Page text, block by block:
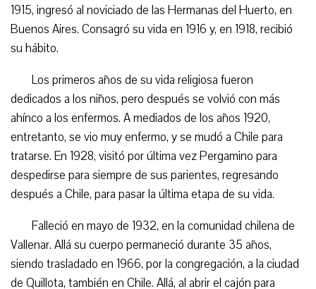
1915, ingresó al noviciado de las Hermanas del Huerto, en
Buenos Aires. Consagró su vida en 1916 y, en 1918, recibió
su hábito.
Los primeros años de su vida religiosa fueron
dedicados a los niños, pero después se volvió con más
ahínco a los enfermos. A mediados de los años 1920,
entretanto, se vio muy enfermo, y se mudó a Chile para
tratarse. En 1928, visitó por última vez Pergamino para
despedirse para siempre de sus parientes, regresando
después a Chile, para pasar la última etapa de su vida.
Falleció en mayo de 1932, en la comunidad chilena de
Vallenar. Allá su cuerpo permaneció durante 35 años,
siendo trasladado en 1966, por la congregación, a la ciudad
de Quillota, también en Chile. Allá, al abrir el cajón para